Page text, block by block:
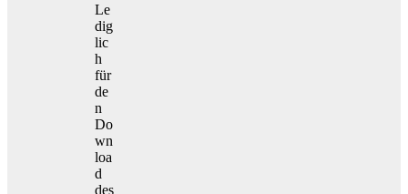
Le
dig
lic
h
für
de
n
Do
wn
loa
d
des